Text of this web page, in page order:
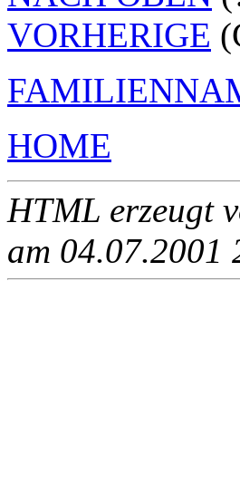
VORHERIGE
HOME
HTML erzeugt
am